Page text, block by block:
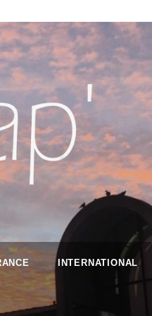
INTERNATIONAL